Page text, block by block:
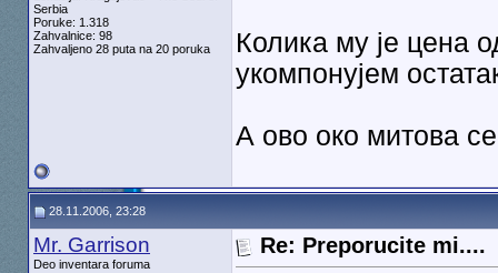
Serbia
Poruke: 1.318
Zahvalnice: 98
Zahvaljeno 28 puta na 20 poruka
Колика му је цена
укомпонујем
А ово око митова
28.11.2006, 23:28
Mr. Garrison
Deo inventara foruma
Re: Preporucite mi....